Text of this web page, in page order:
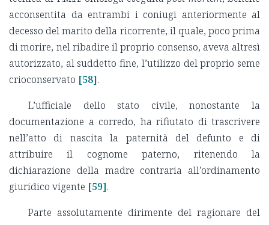
acconsentita da entrambi i coniugi anteriormente al
decesso del marito della ricorrente, il quale, poco prima
di morire, nel ribadire il proprio consenso, aveva altresì
autorizzato, al suddetto fine, l’utilizzo del proprio seme
crioconservato [58].
L’ufficiale dello stato civile, nonostante la
documentazione a corredo, ha rifiutato di trascrivere
nell’atto di nascita la paternità del defunto e di
attribuire il cognome paterno, ritenendo la
dichiarazione della madre contraria all’ordinamento
giuridico vigente [59].
Parte assolutamente dirimente del ragionare del